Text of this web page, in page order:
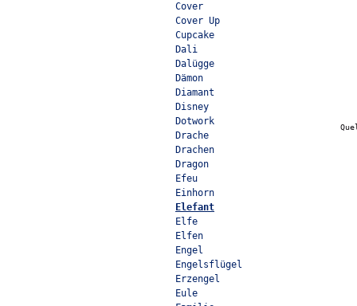
Cover
Cover Up
Cupcake
Dali
Dalügge
Dämon
Diamant
Disney
Dotwork
Drache
Drachen
Dragon
Efeu
Einhorn
Elefant
Elfe
Elfen
Engel
Engelsflügel
Erzengel
Eule